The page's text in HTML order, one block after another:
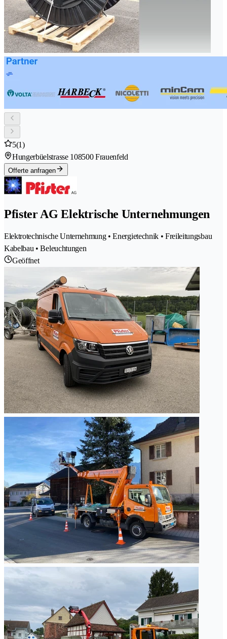
5(1)
Hungerbüelstrasse 108500 Frauenfeld
Offerte anfragen
Pfister AG Elektrische Unternehmungen
Elektrotechnische Unternehmung • Energietechnik • Freileitungsbau
Kabelbau • Beleuchtungen
Geöffnet